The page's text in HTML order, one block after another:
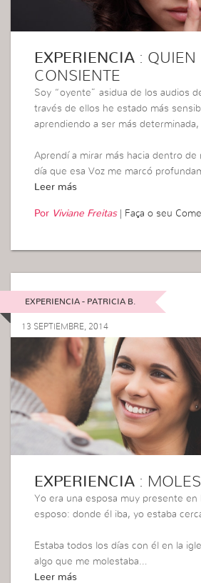
EXPERIENCIA : QUIEN
CONSIENTE
Soy “oyente” asidua de los audios
través de ellos he estado más
aprendiendo a ser más
Aprendí a mirar más hacia dentro de
día que esa Voz me marcó
Leer más
Por Viviane Freitas| Faça o seu
EXPERIENCIA - PATRICIA B.
13 SEPTIEMBRE, 2014
EXPERIENCIA :
Yo era una esposa muy presente en
esposo: donde él iba, yo estaba
Estaba todos los días con él en la
algo que me molestaba…
Leer más